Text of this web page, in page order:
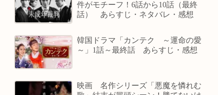
件がモチーフ！6話から10話（最終
話） あらすじ・ネタバレ・感想
韓国ドラマ「カンテク ～運命の愛
～」1話～最終話 あらすじ・感想
映画 名作シリーズ「悪魔を憐れむ